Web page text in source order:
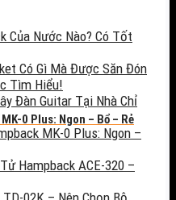
0 Plus: Ngon – Bổ – Rẻ
Của Nước Nào? Có Tốt
Có Gì Mà Được Săn Đón
Tìm Hiểu!
Đàn Guitar Tại Nhà Chỉ
MK-0 Plus: Ngon –
Hampback ACE-320 –